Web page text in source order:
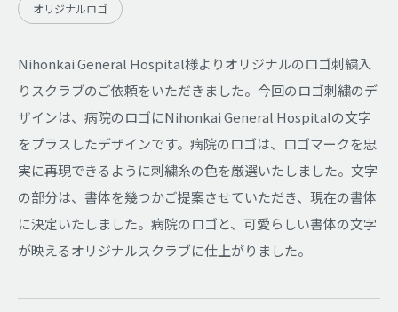
オリジナルロゴ
Nihonkai General Hospital様よりオリジナルのロゴ刺繍入
りスクラブのご依頼をいただきました。今回のロゴ刺繍のデ
ザインは、病院のロゴにNihonkai General Hospitalの文字
をプラスしたデザインです。病院のロゴは、ロゴマークを忠
実に再現できるように刺繍糸の色を厳選いたしました。文字
の部分は、書体を幾つかご提案させていただき、現在の書体
に決定いたしました。病院のロゴと、可愛らしい書体の文字
が映えるオリジナルスクラブに仕上がりました。